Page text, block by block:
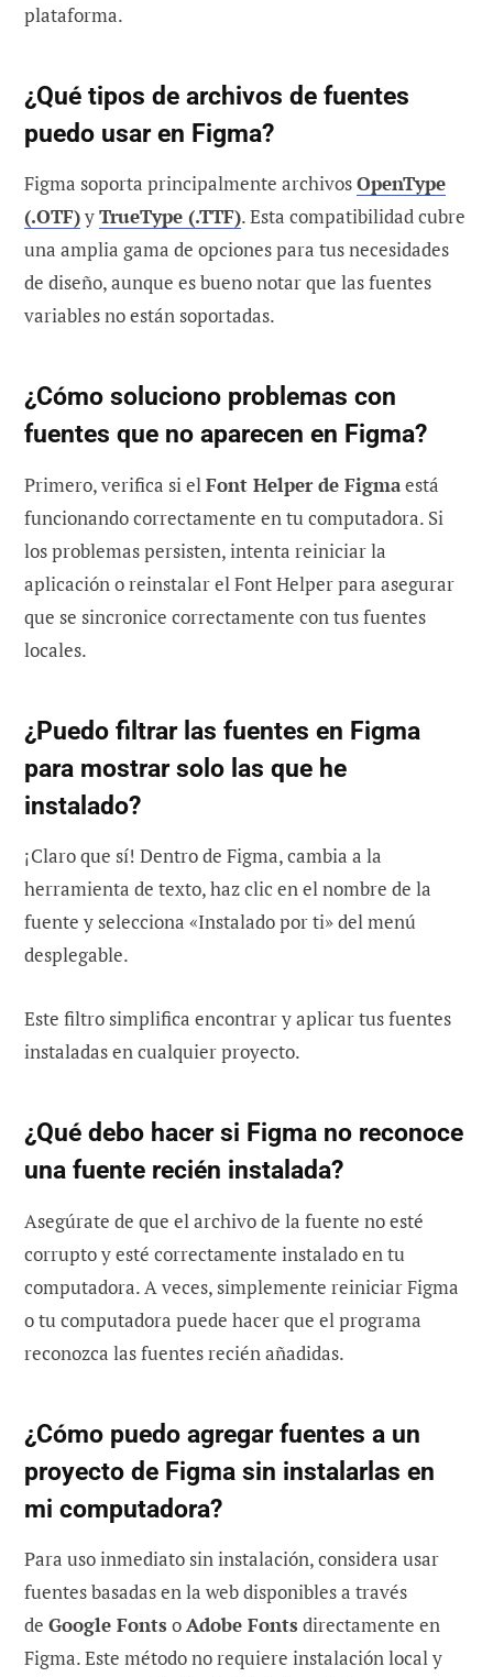
plataforma.
¿Qué tipos de archivos de fuentes
puedo usar en Figma?
Figma soporta principalmente archivosOpenType
(.OTF)yTrueType (.TTF). Esta compatibilidad cubre
una amplia gama de opciones para tus necesidades
de diseño, aunque es bueno notar que las fuentes
variables no están soportadas.
¿Cómo soluciono problemas con
fuentes que no aparecen en Figma?
Primero, verifica si elFont Helper de Figmaestá
funcionando correctamente en tu computadora. Si
los problemas persisten, intenta reiniciar la
aplicación o reinstalar el Font Helper para asegurar
que se sincronice correctamente con tus fuentes
locales.
¿Puedo filtrar las fuentes en Figma
para mostrar solo las que he
instalado?
¡Claro que sí! Dentro de Figma, cambia a la
herramienta de texto, haz clic en el nombre de la
fuente y selecciona «Instalado por ti» del menú
desplegable.
Este filtro simplifica encontrar y aplicar tus fuentes
instaladas en cualquier proyecto.
¿Qué debo hacer si Figma no reconoce
una fuente recién instalada?
Asegúrate de que el archivo de la fuente no esté
corrupto y esté correctamente instalado en tu
computadora. A veces, simplemente reiniciar Figma
o tu computadora puede hacer que el programa
reconozca las fuentes recién añadidas.
¿Cómo puedo agregar fuentes a un
proyecto de Figma sin instalarlas en
mi computadora?
Para uso inmediato sin instalación, considera usar
fuentes basadas en la web disponibles a través
de Google Fonts oAdobe Fonts directamente en
Figma. Este método no requiere instalación local y